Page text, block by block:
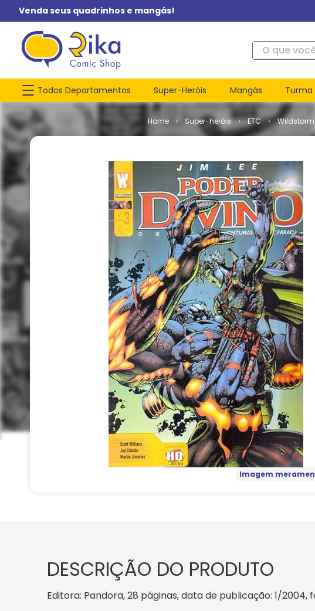
Venda seus quadrinhos e mangás!
O que você
Todos Departamentos Super-Heróis Mangás Turma
Super-heróis ETC Wildstorm
Imagem
DESCRIÇÃO DO PRODUTO
Editora: Pandora, 28 páginas, data de publicação: 1/